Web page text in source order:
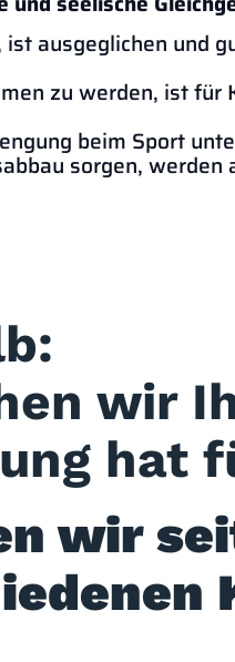
ausgeglichen und
zu werden, ist
beim Sport
sorgen, werden
wir
hat
wir